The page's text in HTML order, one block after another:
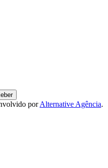
porAlternative Agência.